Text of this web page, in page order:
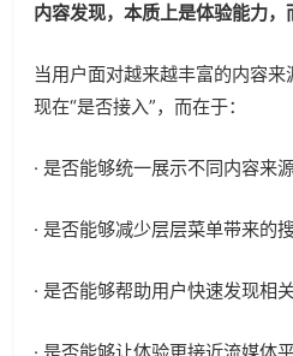
内容发现，本质上是体验能力
当用户面对越来越丰富的内容
现在“是否接入”，而在于：
· 是否能够统一展示不同内容来源
· 是否能够减少层层菜单带来的搜
· 是否能够帮助用户快速发现相关